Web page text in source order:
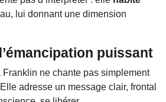
lui donnant une dimension
puissant
Franklin ne chante pas simplement
adresse un message clair, frontal